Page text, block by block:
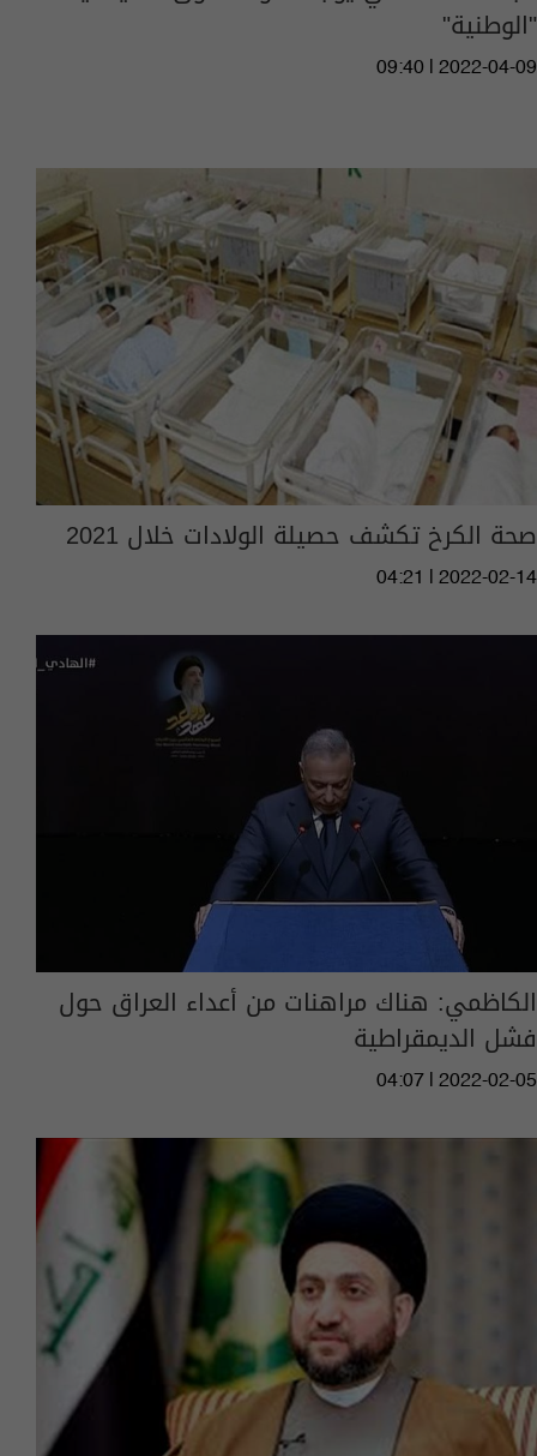
"الوطنية"
09:40 | 2022-04-09
صحة الكرخ تكشف حصيلة الولادات خلال 2021
04:21 | 2022-02-14
الكاظمي: هناك مراهنات من أعداء العراق حول
فشل الديمقراطية
04:07 | 2022-02-05